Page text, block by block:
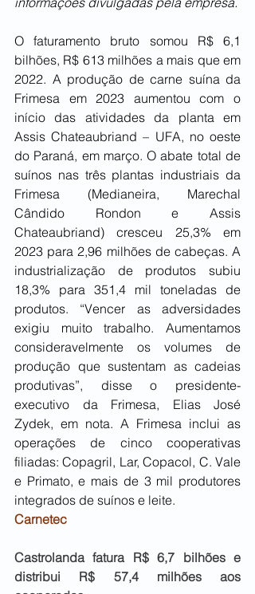
O faturamento bruto somou R$ 6,1
bilhões, R$ 613 milhões a mais que em
2022. A produção de carne suína da
Frimesa em 2023 aumentou com o
início das atividades da planta em
Assis Chateaubriand – UFA, no oeste
do Paraná, em março. O abate total de
suínos nas três plantas industriais da
Frimesa (Medianeira, Marechal
Cândido Rondon e Assis
Chateaubriand) cresceu 25,3% em
2023 para 2,96 milhões de cabeças. A
industrialização de produtos subiu
18,3% para 351,4 mil toneladas de
produtos. “Vencer as adversidades
exigiu muito trabalho. Aumentamos
consideravelmente os volumes de
produção que sustentam as cadeias
produtivas”, disse o presidente-
executivo da Frimesa, Elias José
Zydek, em nota. A Frimesa inclui as
operações de cinco cooperativas
filiadas: Copagril, Lar, Copacol, C. Vale
e Primato, e mais de 3 mil produtores
integrados de suínos e leite.
Carnetec
Castrolanda fatura R$ 6,7 bilhões e
distribui R$ 57,4 milhões aos